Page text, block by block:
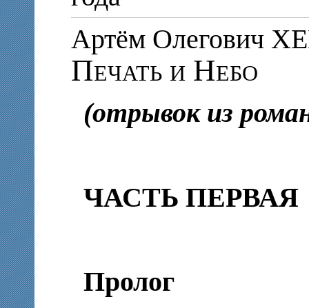
Артём Олегович
Печать и Небо
(отрывок из
ЧАСТЬ ПЕРВАЯ
Пролог